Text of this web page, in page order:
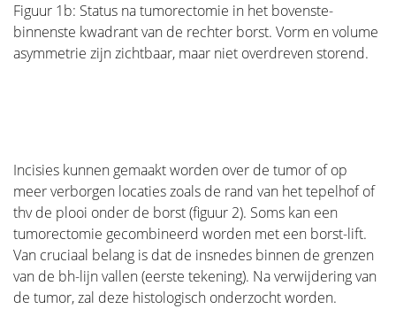
Figuur 1b: Status na tumorectomie in het bovenste-
binnenste kwadrant van de rechter borst. Vorm en volume
asymmetrie zijn zichtbaar, maar niet overdreven storend.
Incisies kunnen gemaakt worden over de tumor of op
meer verborgen locaties zoals de rand van het tepelhof of
thv de plooi onder de borst (figuur 2). Soms kan een
tumorectomie gecombineerd worden met een borst-lift.
Van cruciaal belang is dat de insnedes binnen de grenzen
van de bh-lijn vallen (eerste tekening). Na verwijdering van
de tumor, zal deze histologisch onderzocht worden.